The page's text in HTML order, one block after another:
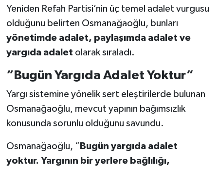
Yeniden Refah Partisi’nin üç temel adalet vurgusu
olduğunu belirten Osmanağaoğlu, bunları
yönetimde adalet, paylaşımda adalet ve
yargıda adalet olarak sıraladı.
“Bugün Yargıda Adalet Yoktur”
Yargı sistemine yönelik sert eleştirilerde bulunan
Osmanağaoğlu, mevcut yapının bağımsızlık
konusunda sorunlu olduğunu savundu.
Osmanağaoğlu, “ Bugün yargıda adalet
yoktur. Yargının bir yerlere bağlılığı,